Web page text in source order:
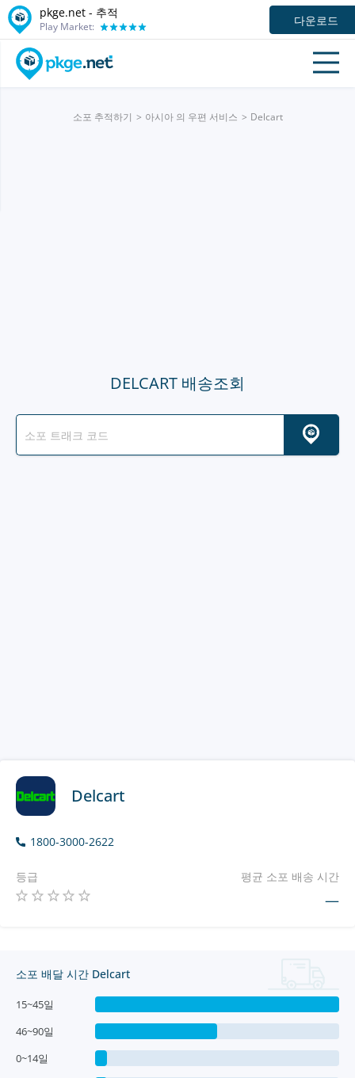
pkge.net - 추적
Play Market: 다운로드
소포 추적하기 아시아 의 우편 서비스 Delcart
DELCART 배송조회
Delcart
1800-3000-2622
등급 평균 소포 배송 시간
—
소포 배달 시간 Delcart
15~45일
46~90일
0~14일